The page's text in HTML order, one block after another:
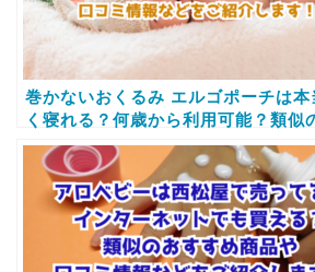
巻かないおくるみ エルゴポーチは本
く寝れる？何歳から利用可能？類似
め商品や口コミ情報などをご紹介し